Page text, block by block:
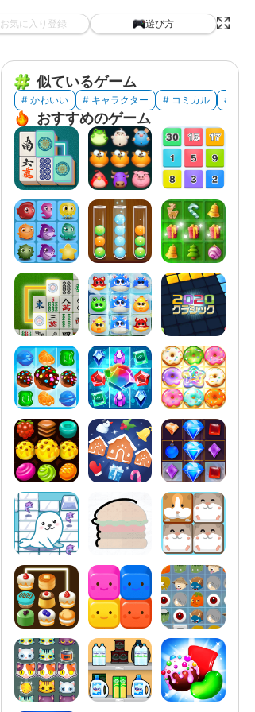
お気に入り登録 遊び方
似ているゲーム
# かわいい # キャラクター # コミカル # ブロ
おすすめのゲーム